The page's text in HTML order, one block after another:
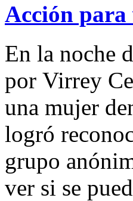
Acción
En la noche
por Virrey
una mujer
logró
grupo
ver si se